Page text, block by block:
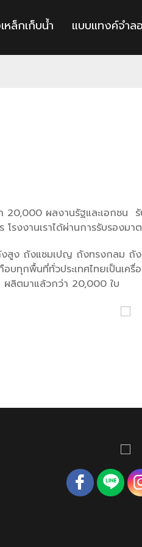
ล็กเก็บน้ำ แบบแทงค์จำล
ผลงานรัฐและเอกช
รงงานเราได้ผ่านการรับรอง
สูง ถังแชมเปญ ถังทรงกลม
อบทุกพื้นที่ทั่วประเทศไทยเป็น
ผลิตมาแล้วกว่า 20,000 ใบ